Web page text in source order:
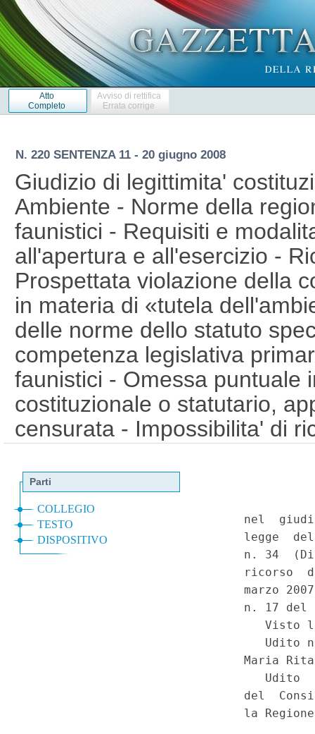
Atto
Completo
Avviso di rettifica
Errata corrige
N. 220 SENTENZA 11 - 20 giugno 2008
Giudizio di legittimita'
Ambiente - Norme della
faunistici - Requisiti e
all'apertura e all'esercizio -
Prospettata violazione della
in materia di «tutela
delle norme dello statuto
competenza legislativa
faunistici - Omessa puntuale
costituzionale o statutario,
censurata - Impossibilita' di
Legge della Regione Valle
34, artt. 3 e 4. -
lettera s), in relazione al
della Regione Valle d'Aosta
4), art. 2, comma primo,
direttiva del Consiglio n.
ed al d.lgs. 21 marzo 2005,
Serie Speciale - Corte